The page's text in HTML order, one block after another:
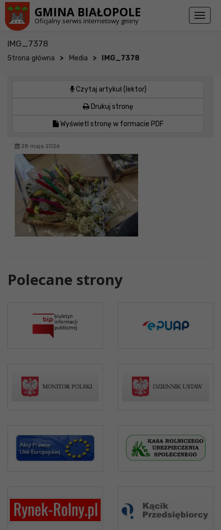
GMINA BIAŁOPOLE
Oficjalny serwis internetowy gminy
Toggle
IMG_7378
Strona główna > Media > IMG_7378
Czytaj artykuł (lektor)
Drukuj stronę
Wyświetl stronę w formacie PDF
28 maja 2026
Polecane strony